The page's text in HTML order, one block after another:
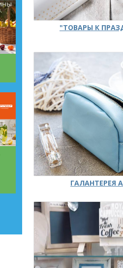
"ТОВАРЫ К
ГАЛАНТЕРЕЯ